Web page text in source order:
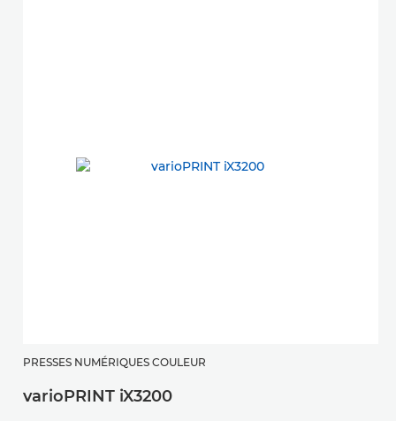
PRESSES NUMÉRIQUES COULEUR
varioPRINT iX3200